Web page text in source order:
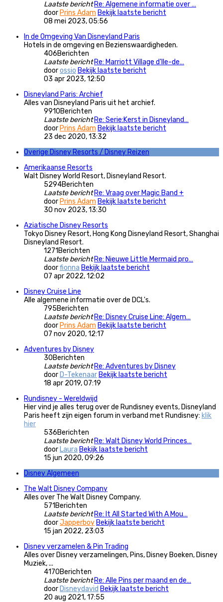
Laatste bericht Re: Algemene informatie over …
door Prins Adam Bekijk laatste bericht
08 mei 2023, 05:56
In de Omgeving Van Disneyland Paris
Hotels in de omgeving en Bezienswaardigheden.
406Berichten
Laatste bericht Re: Marriott Village d'Ile-de…
doorossio Bekijk laatste bericht
03 apr 2023, 12:50
Disneyland Paris: Archief
Alles van Disneyland Paris uit het archief.
9910Berichten
Laatste bericht Re: Serie:Kerst in Disneyland…
door Prins Adam Bekijk laatste bericht
23 dec 2020, 13:32
Overige Disney Resorts / Disney Reizen
Amerikaanse Resorts
Walt Disney World Resort, Disneyland Resort.
5294Berichten
Laatste bericht Re: Vraag over Magic Band +
door Prins Adam Bekijk laatste bericht
30 nov 2023, 13:30
Aziatische Disney Resorts
Tokyo Disney Resort, Hong Kong Disneyland Resort, Shanghai
Disneyland Resort.
1271 Berichten
Laatste bericht Re: Nieuwe Little Mermaid pro…
doorfionna Bekijk laatste bericht
07 apr 2022, 12:02
Disney Cruise Line
Alle algemene informatie over de DCL's.
795Berichten
Laatste bericht Re: Disney Cruise Line: Algem…
door Prins Adam Bekijk laatste bericht
07 nov 2020, 12:17
Adventures by Disney
30Berichten
Laatste bericht Re: Adventures by Disney
door D-Tekenaar Bekijk laatste bericht
18 apr 2019, 07:19
Rundisney - Wereldwijd
Hier vind je alles terug over de Rundisney events, Disneyland
Paris heeft zijn eigen forum in verband met Rundisney: klik
hier
536Berichten
Laatste bericht Re: Walt Disney World Princes…
door Laura Bekijk laatste bericht
15 jun 2020, 09:26
Disney Algemeen
The Walt Disney Company
Alles over The Walt Disney Company.
571 Berichten
Laatste bericht Re: It All Started With A Mou…
doorJapperboy Bekijk laatste bericht
15 jan 2022, 23:03
Disney verzamelen & Pin Trading
Alles over Disney verzamelingen, Pins, Disney Boeken, Disney
Muziek, ...
4170Berichten
Laatste bericht Re: Alle Pins per maand en de…
door Disneydavid Bekijk laatste bericht
20 aug 2021, 17:55